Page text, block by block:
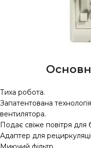
Тиха робота.
Запатентована
вентилятора.
Подає свіже повітря для
Адаптер для